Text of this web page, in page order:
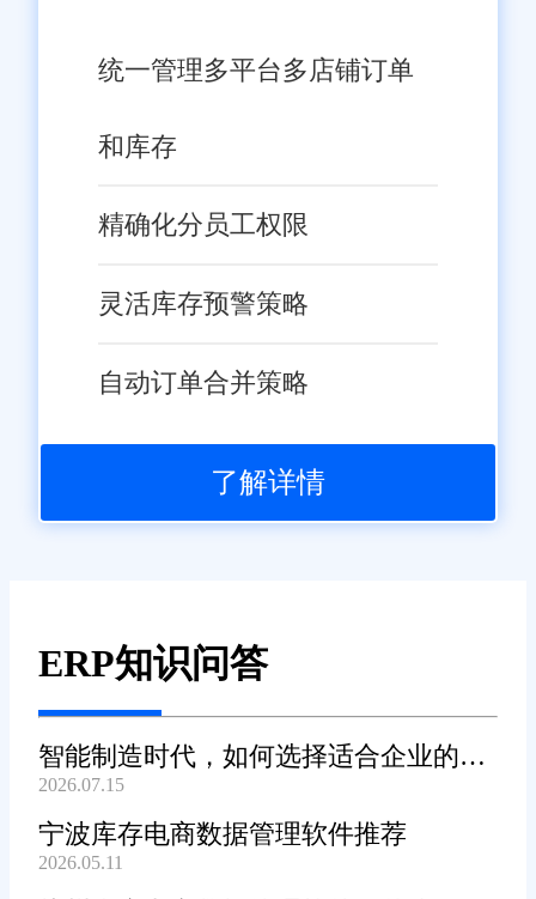
统一管理多平台多店铺订单
和库存
精确化分员工权限
灵活库存预警策略
自动订单合并策略
了解详情
ERP知识问答
智能制造时代，如何选择适合企业的
WMS系统?
2026.07.15
宁波库存电商数据管理软件推荐
2026.05.11